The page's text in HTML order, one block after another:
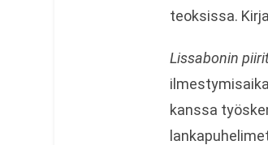
teoksissa.
Lissabonin
kanssa